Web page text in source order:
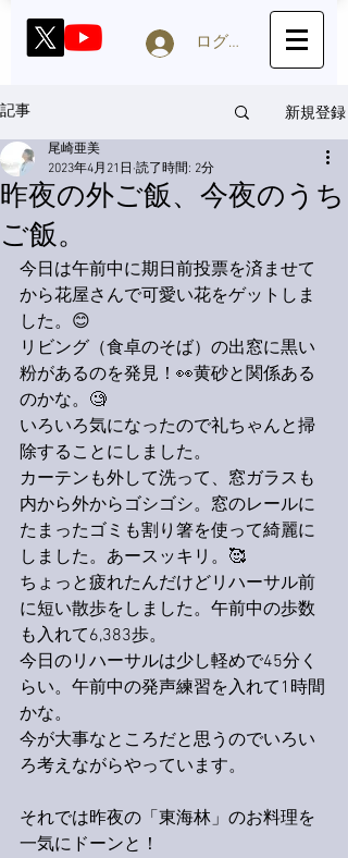
ログイン
記事 新規登録
昨夜の外ご飯、今夜のうち
ご飯。
尾崎亜美
2023年4月21日 読了時間: 2分
今日は午前中に期日前投票を済ませて
から花屋さんで可愛い花をゲットしま
した。😊
リビング（食卓のそば）の出窓に黒い
粉があるのを発見！👀黄砂と関係ある
のかな。🧐
いろいろ気になったので礼ちゃんと掃
除することにしました。
カーテンも外して洗って、窓ガラスも
内から外からゴシゴシ。窓のレールに
たまったゴミも割り箸を使って綺麗に
しました。あースッキリ。🥰
ちょっと疲れたんだけどリハーサル前
に短い散歩をしました。午前中の歩数
も入れて6,383歩。
今日のリハーサルは少し軽めで45分く
らい。午前中の発声練習を入れて1時間
かな。
今が大事なところだと思うのでいろい
ろ考えながらやっています。
それでは昨夜の「東海林」のお料理を
一気にドーンと！